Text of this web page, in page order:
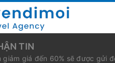
TIN
giảm giá đến 60% sẽ được gửi